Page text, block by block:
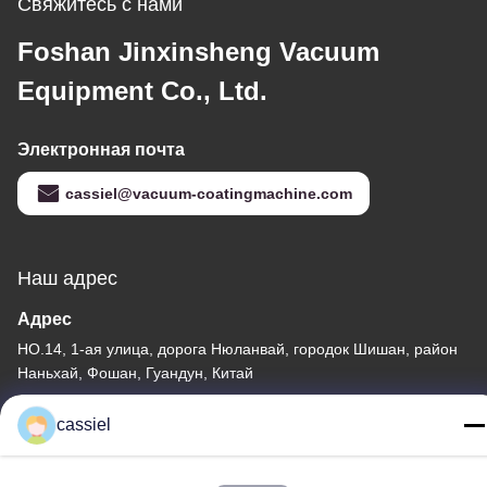
Свяжитесь с нами
Foshan Jinxinsheng Vacuum
Equipment Co., Ltd.
Электронная почта
cassiel@vacuum-coatingmachine.com
Наш адрес
Адрес
НО.14, 1-ая улица, дорога Нюланвай, городок Шишан, район
Наньхай, Фошан, Гуандун, Китай
Телефон
86-139-2915-0962
cassiel